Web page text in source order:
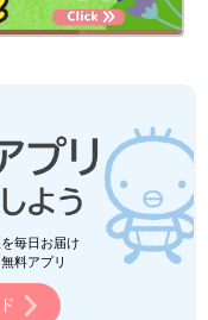
毎日お届け
料アプリ